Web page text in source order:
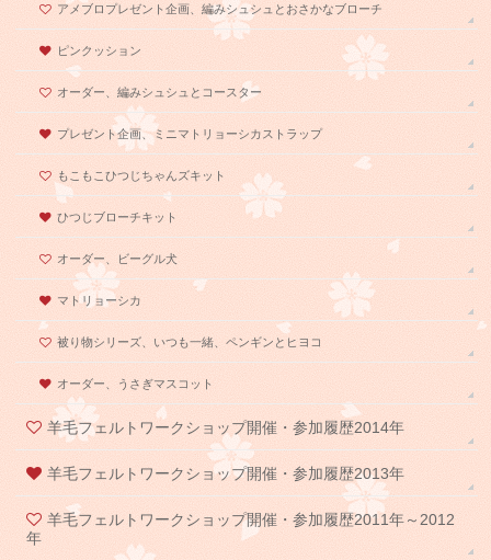
アメブロプレゼント企画、編みシュシュとおさかなブローチ
ピンクッション
オーダー、編みシュシュとコースター
プレゼント企画、ミニマトリョーシカストラップ
もこもこひつじちゃんズキット
ひつじブローチキット
オーダー、ビーグル犬
マトリョーシカ
被り物シリーズ、いつも一緒、ペンギンとヒヨコ
オーダー、うさぎマスコット
羊毛フェルトワークショップ開催・参加履歴2014年
羊毛フェルトワークショップ開催・参加履歴2013年
羊毛フェルトワークショップ開催・参加履歴2011年～2012
年